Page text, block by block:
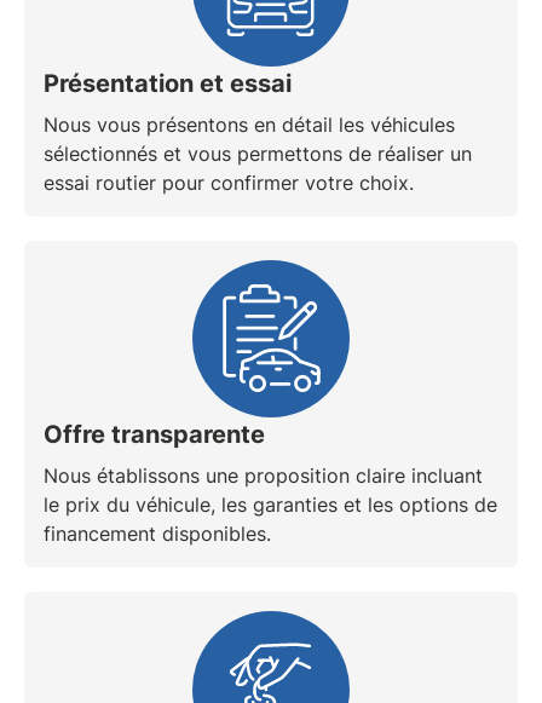
Présentation et essai
Nous vous présentons en détail les véhicules
sélectionnés et vous permettons de réaliser un
essai routier pour confirmer votre choix.
Offre transparente
Nous établissons une proposition claire incluant
le prix du véhicule, les garanties et les options de
financement disponibles.